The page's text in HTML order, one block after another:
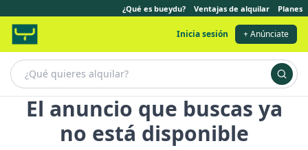
¿Qué es bueydu? Ventajas de alquilar Planes
Inicia sesión + Anúnciate
El anuncio que buscas ya
no está disponible